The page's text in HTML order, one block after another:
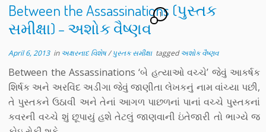
Between the Assassinations (પુસ્તક
સમીક્ષા) – અશોક વૈષ્ણવ
1
April 6, 2013in અક્ષરનાદ વિશેષ/પુસ્તક સમીક્ષા taggedઅશોક વૈષ્ણવ
Between the Assassinations ‘બે હત્યાઓ વચ્ચે’ જેવું આકર્ષક
શિર્ષક અને અરવિંદ અડીગા જેવું જાણીતા લેખકનું નામ વાંચ્યા પછી,
તે પુસ્તકને ઉઠાવી અને તેનાં આગળ પાછળનાં પાનાં વચ્ચે પુસ્તકનાં
કવરની વચ્ચે શું છૂપાયું હશે તેટલું જાણવાની ઇંતેજારી તો ભાગ્યે જ